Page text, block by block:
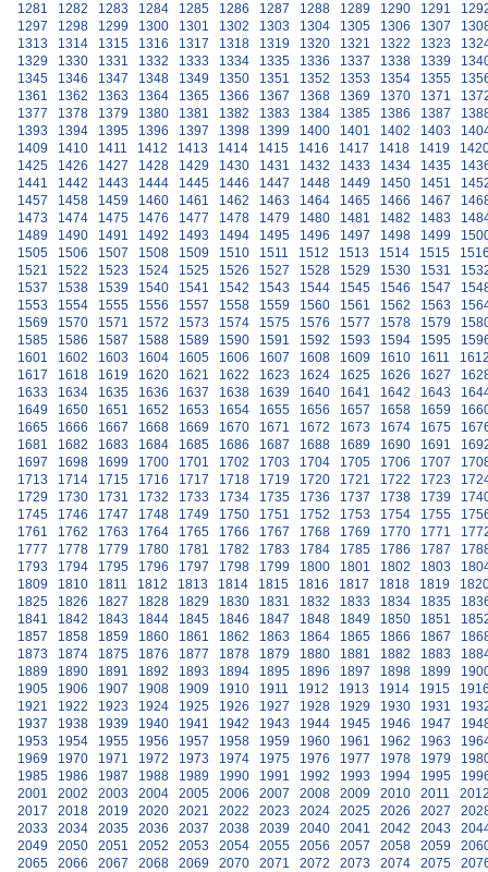
1281
1282 1283 1284 1285 1286 1287 1288 1289 1290 1291
1297
1298 1299 1300 1301 1302 1303 1304 1305 1306 1307
1313
1314 1315 1316 1317 1318 1319 1320 1321 1322 1323
1329
1330 1331 1332 1333 1334 1335 1336 1337 1338 1339
1345
1346 1347 1348 1349 1350 1351 1352 1353 1354 1355
1361
1362 1363 1364 1365 1366 1367 1368 1369 1370 1371
1377
1378 1379 1380 1381 1382 1383 1384 1385 1386 1387
1393
1394 1395 1396 1397 1398 1399 1400 1401 1402 1403
1409
1410 1411 1412 1413 1414 1415 1416 1417 1418 1419
1425
1426 1427 1428 1429 1430 1431 1432 1433 1434 1435
1441
1442 1443 1444 1445 1446 1447 1448 1449 1450 1451
1457
1458 1459 1460 1461 1462 1463 1464 1465 1466 1467
1473
1474 1475 1476 1477 1478 1479 1480 1481 1482 1483
1489
1490 1491 1492 1493 1494 1495 1496 1497 1498 1499
1505
1506 1507 1508 1509 1510 1511 1512 1513 1514 1515
1521
1522 1523 1524 1525 1526 1527 1528 1529 1530 1531
1537
1538 1539 1540 1541 1542 1543 1544 1545 1546 1547
1553
1554 1555 1556 1557 1558 1559 1560 1561 1562 1563
1569
1570 1571 1572 1573 1574 1575 1576 1577 1578 1579
1585
1586 1587 1588 1589 1590 1591 1592 1593 1594 1595
1601
1602 1603 1604 1605 1606 1607 1608 1609 1610 1611
1617
1618 1619 1620 1621 1622 1623 1624 1625 1626 1627
1633
1634 1635 1636 1637 1638 1639 1640 1641 1642 1643
1649
1650 1651 1652 1653 1654 1655 1656 1657 1658 1659
1665
1666 1667 1668 1669 1670 1671 1672 1673 1674 1675
1681
1682 1683 1684 1685 1686 1687 1688 1689 1690 1691
1697
1698 1699 1700 1701 1702 1703 1704 1705 1706 1707
1713
1714 1715 1716 1717 1718 1719 1720 1721 1722 1723
1729
1730 1731 1732 1733 1734 1735 1736 1737 1738 1739
1745
1746 1747 1748 1749 1750 1751 1752 1753 1754 1755
1761
1762 1763 1764 1765 1766 1767 1768 1769 1770 1771
1777
1778 1779 1780 1781 1782 1783 1784 1785 1786 1787
1793
1794 1795 1796 1797 1798 1799 1800 1801 1802 1803
1809
1810 1811 1812 1813 1814 1815 1816 1817 1818 1819
1825
1826 1827 1828 1829 1830 1831 1832 1833 1834 1835
1841
1842 1843 1844 1845 1846 1847 1848 1849 1850 1851
1857
1858 1859 1860 1861 1862 1863 1864 1865 1866 1867
1873
1874 1875 1876 1877 1878 1879 1880 1881 1882 1883
1889
1890 1891 1892 1893 1894 1895 1896 1897 1898 1899
1905
1906 1907 1908 1909 1910 1911 1912 1913 1914 1915
1921
1922 1923 1924 1925 1926 1927 1928 1929 1930 1931
1937
1938 1939 1940 1941 1942 1943 1944 1945 1946 1947
1953
1954 1955 1956 1957 1958 1959 1960 1961 1962 1963
1969
1970 1971 1972 1973 1974 1975 1976 1977 1978 1979
1985
1986 1987 1988 1989 1990 1991 1992 1993 1994 1995
2001
2002 2003 2004 2005 2006 2007 2008 2009 2010 2011
2017
2018 2019 2020 2021 2022 2023 2024 2025 2026 2027
2033
2034 2035 2036 2037 2038 2039 2040 2041 2042 2043
2049
2050 2051 2052 2053 2054 2055 2056 2057 2058 2059
2065
2066 2067 2068 2069 2070 2071 2072 2073 2074 2075